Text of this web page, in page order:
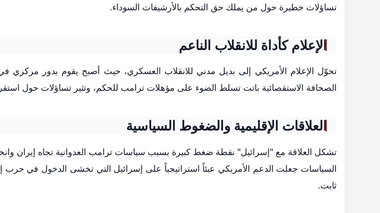
تساؤلات خطيرة حول من يملك حق التحكم بالأرشيفات السوداء.
الإعلام كأداة للانقلاب الناعم
تحوّل الإعلام الأمريكي إلى بديل مدني للانقلاب العسكري، حيث أصبح يقوم بدور مركزي
الصحافة الاستقصائية باتت تسلط الضوء على مؤهلات ترامب للحكم، وتثير تساؤلات حول
العلاقات الإقليمية والضغوط السياسية
تشكل العلاقة مع "إسرائيل" نقطة ضغط كبيرة بسبب سياسات ترامب العدوانية تجاه إيران
السياسات جعلت الدعم الأمريكي عبئاً استراتيجياً على إسرائيل التي تخشى الدخول في حرب
ثابت.